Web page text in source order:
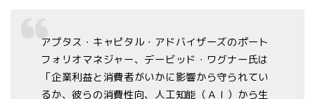
アプタス・キャピタル・アドバイザーズのポート
フォリオマネジャー、デービッド・ワグナー氏は
「企業利益と消費者がいかに影響から守られてい
るか、彼らの消費性向、人工知能（ＡＩ）から生